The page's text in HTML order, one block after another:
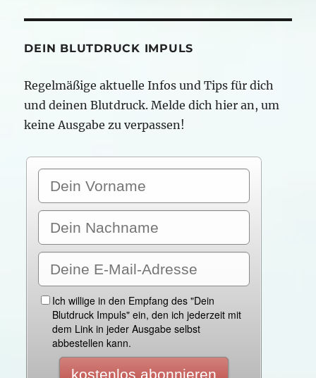
begegnen
DEIN BLUTDRUCK IMPULS
Regelmäßige aktuelle Infos und Tips für dich
und deinen Blutdruck. Melde dich hier an, um
keine Ausgabe zu verpassen!